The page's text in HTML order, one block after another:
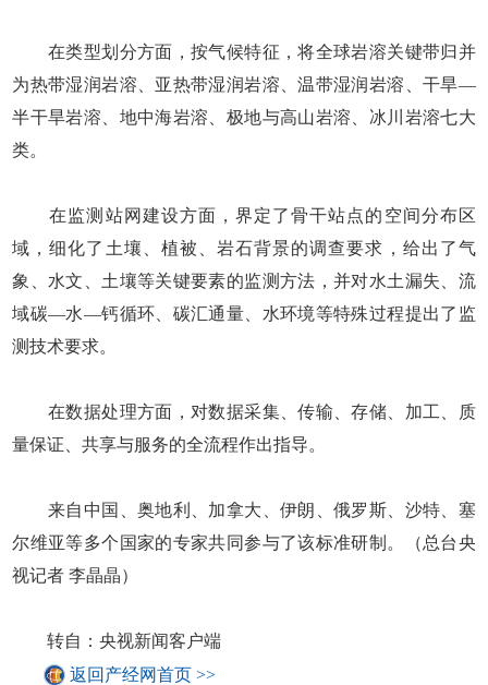
在类型划分方面，按气候特征，将全球岩溶关键带归并
为热带湿润岩溶、亚热带湿润岩溶、温带湿润岩溶、干旱—
半干旱岩溶、地中海岩溶、极地与高山岩溶、冰川岩溶七大
类。
在监测站网建设方面，界定了骨干站点的空间分布区
域，细化了土壤、植被、岩石背景的调查要求，给出了气
象、水文、土壤等关键要素的监测方法，并对水土漏失、流
域碳—水—钙循环、碳汇通量、水环境等特殊过程提出了监
测技术要求。
在数据处理方面，对数据采集、传输、存储、加工、质
量保证、共享与服务的全流程作出指导。
来自中国、奥地利、加拿大、伊朗、俄罗斯、沙特、塞
尔维亚等多个国家的专家共同参与了该标准研制。（总台央
视记者 李晶晶）
转自：央视新闻客户端
返回产经网首页 >>